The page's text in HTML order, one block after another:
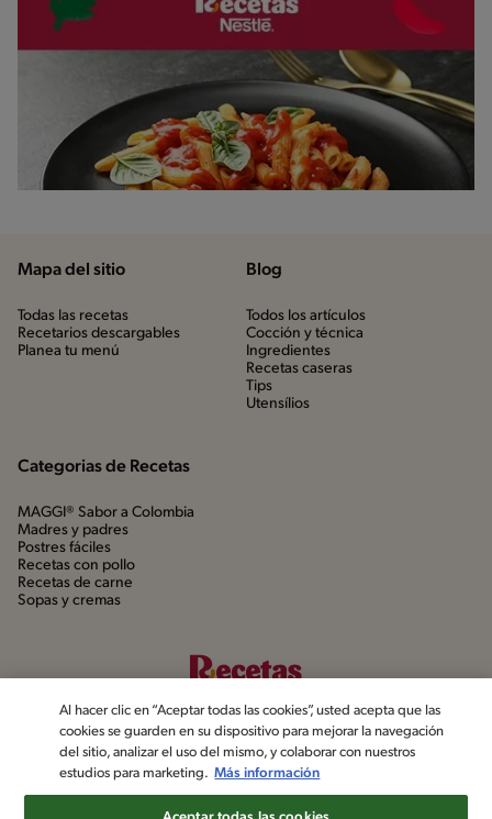
Mapa del sitio
Todas las recetas
Recetarios descargables
Planea tu menú
Blog
Todos los artículos
Cocción y técnica
Ingredientes
Recetas caseras
Tips
Utensílios
Categorias de Recetas
MAGGI® Sabor a Colombia
Madres y padres
Postres fáciles
Recetas con pollo
Recetas de carne
Sopas y cremas
©2022, Nestlé. Marcas registradas por Société dels Produits Nestlé,
Al hacer clic en “Aceptar todas las cookies”, usted acepta que las
cookies se guarden en su dispositivo para mejorar la navegación
del sitio, analizar el uso del mismo, y colaborar con nuestros
estudios para marketing. Más información